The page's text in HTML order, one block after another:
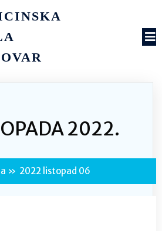
2022.
» 2022 listopad 06